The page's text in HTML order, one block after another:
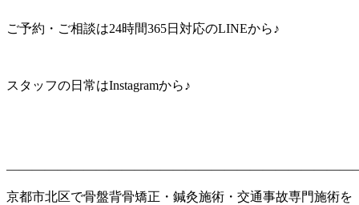
ご予約・ご相談は24時間365日対応のLINEから♪
スタッフの日常はInstagramから♪
京都市北区で骨盤背骨矯正・鍼灸施術・交通事故専門施術を